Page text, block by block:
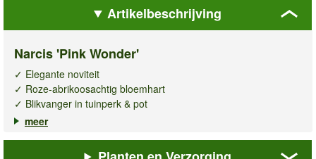
Artikelbeschrijving
Narcis 'Pink Wonder'
✓ Elegante noviteit
✓ Roze-abrikoosachtig bloemhart
✓ Blikvanger in tuinperk & pot
Ontdek de betoverende
noviteit voor uw tuin! Met haar delicate, roze- abrikoosachtige
bloemhart brengt zij een vleugje elegantie en frisheid in uw tuin.
meer